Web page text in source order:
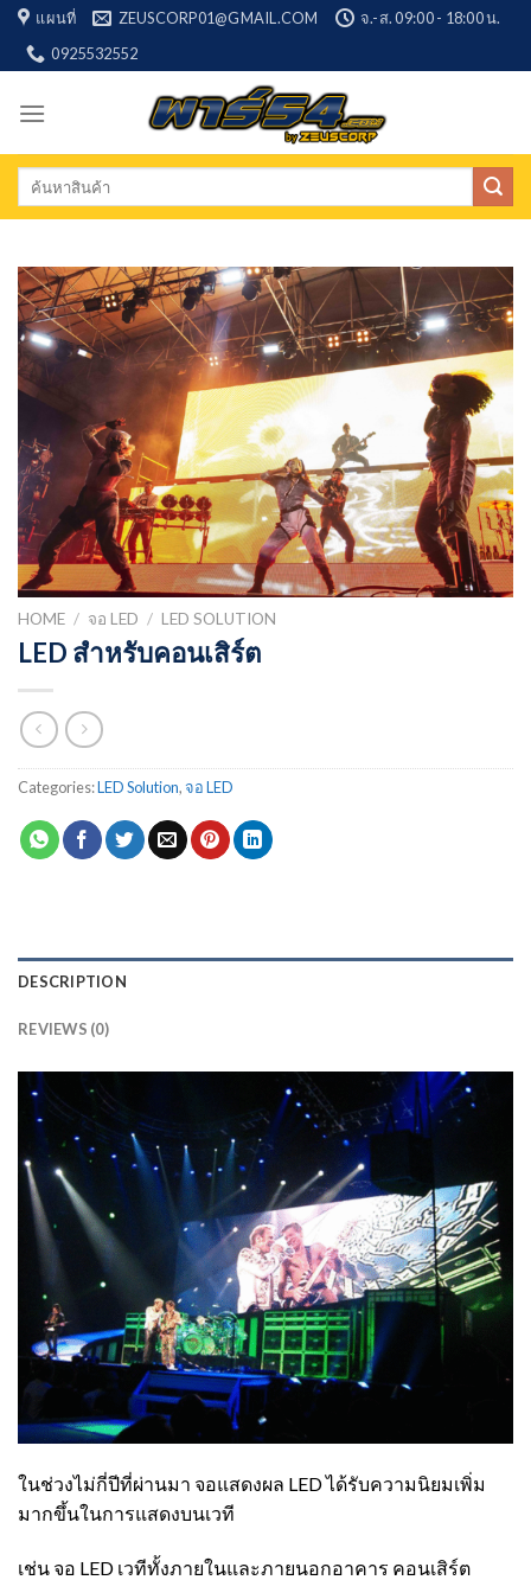
Skip
content
แผนที่ ZEUSCORP01@GMAIL.COM
จ.-ส. 09:00 - 18:00 น.
0925532552
Search
HOME / จอ LED / LED SOLUTION
LED สำหรับคอนเสิร์ต
Categories:LED Solution,จอ LED
DESCRIPTION
REVIEWS (0)
ในช่วงไม่กี่ปีที่ผ่านมา จอแสดงผล LED ได้รับความนิยมเพิ่ม
มากขึ้นในการแสดงบนเวที
เช่น จอ LED เวทีทั้งภายในและภายนอกอาคาร คอนเสิร์ต